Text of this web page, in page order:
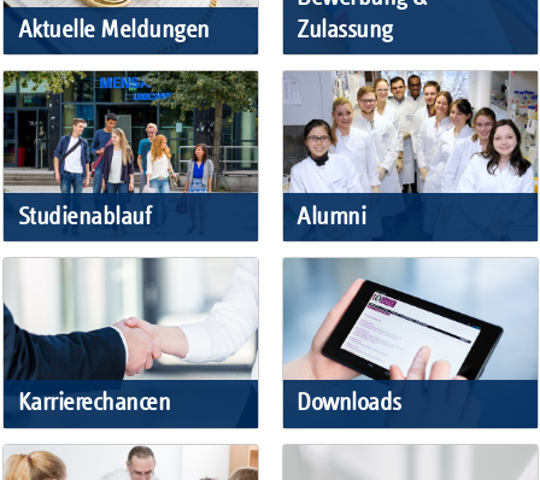
Aktuelle Meldungen
Zulassung
Studienablauf Alumni
Karrierechancen Downloads